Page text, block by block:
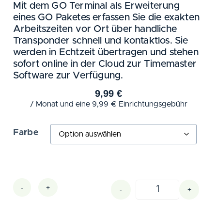
Mit dem GO Terminal als Erweiterung
eines GO Paketes erfassen Sie die exakten
Arbeitszeiten vor Ort über handliche
Transponder schnell und kontaktlos. Sie
werden in Echtzeit übertragen und stehen
sofort online in der Cloud zur Timemaster
Software zur Verfügung.
9,99 €
/ Monat und eine 9,99 € Einrichtungsgebühr
Farbe
- - +
+